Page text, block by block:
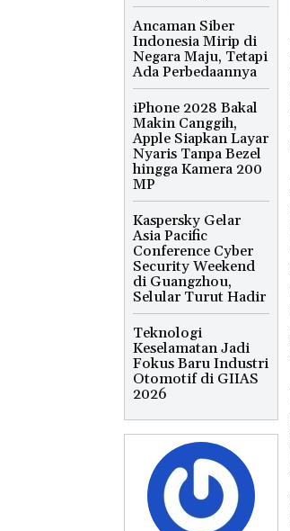
Ancaman Siber
Indonesia Mirip di
Negara Maju, Tetapi
Ada Perbedaannya
iPhone 2028 Bakal
Makin Canggih,
Apple Siapkan Layar
Nyaris Tanpa Bezel
hingga Kamera 200
MP
Kaspersky Gelar
Asia Pacific
Conference Cyber
Security Weekend
di Guangzhou,
Selular Turut Hadir
Teknologi
Keselamatan Jadi
Fokus Baru Industri
Otomotif di GIIAS
2026